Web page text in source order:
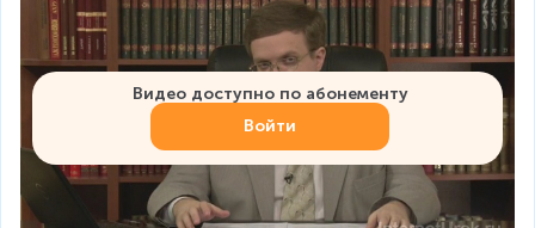
Видео доступно по абонементу
Войти